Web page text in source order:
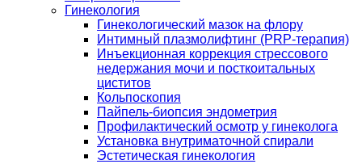
Гинекология
Гинекологический мазок на флору
Интимный плазмолифтинг (PRP-терапия)
Инъекционная коррекция стрессового
недержания мочи и посткоитальных
циститов
Кольпоскопия
Пайпель-биопсия эндометрия
Профилактический осмотр у гинеколога
Установка внутриматочной спирали
Эстетическая гинекология